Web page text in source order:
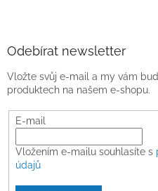
Odebírat newsletter
Vložte svůj e-mail a my vám
produktech na našem e-shopu.
E-mail
Vložením e-mailu souhlasíte s
údajů